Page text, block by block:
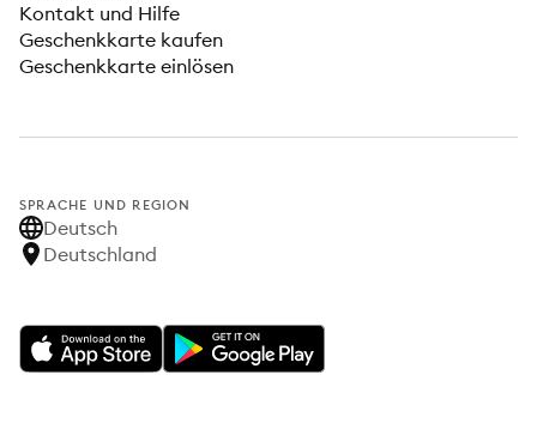
Kontakt und Hilfe
Geschenkkarte kaufen
Geschenkkarte einlösen
SPRACHE UND REGION
Deutsch
Deutschland